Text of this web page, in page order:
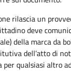
rilascia un
deve
della marca da
dell’atto di
per qualsiasi altro